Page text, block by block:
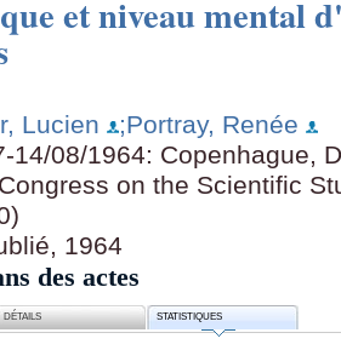
et niveau mental
Lucien
;Portray, Renée
14/08/1964: Copenhague,
on the Scientific
1964
des actes
DÉTAILS STATISTIQUES